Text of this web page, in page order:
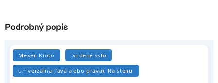
Podrobný popis
Mexen Kioto tvrdené sklo
univerzálna (ľavá alebo pravá), Na stenu